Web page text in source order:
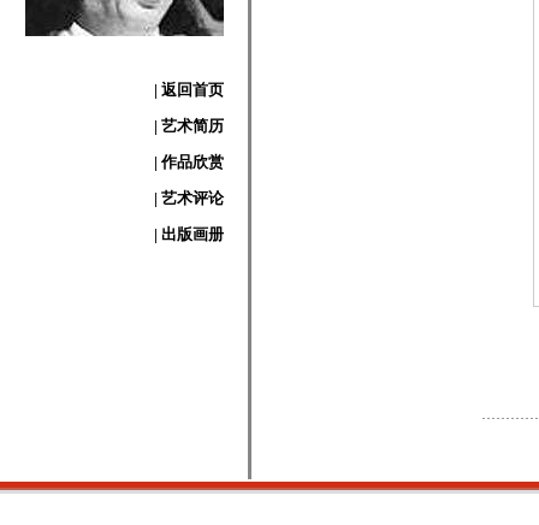
| 返回首页
| 艺术简历
| 作品欣赏
| 艺术评论
| 出版画册